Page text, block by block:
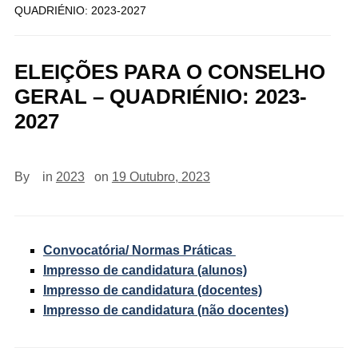
QUADRIÉNIO: 2023-2027
ELEIÇÕES PARA O CONSELHO
GERAL – QUADRIÉNIO: 2023-
2027
By in 2023 on 19 Outubro, 2023
Convocatória/ Normas Práticas
Impresso de candidatura (alunos)
Impresso de candidatura (docentes)
Impresso de candidatura (não docentes)